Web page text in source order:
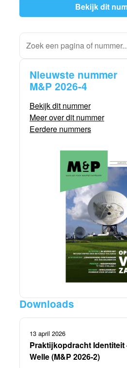
Bekijk dit
Nieuwste nummer
M&P 2026-4
Bekijk dit nummer
Meer over dit nummer
Eerdere nummers
Downloads
13 april 2026
Praktijkopdracht
Welle (M&P 2026-2)